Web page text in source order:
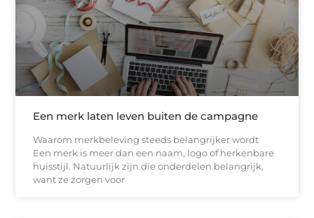
Een merk laten leven buiten de campagne
Waarom merkbeleving steeds belangrijker wordt
Een merk is meer dan een naam, logo of herkenbare
huisstijl. Natuurlijk zijn die onderdelen belangrijk,
want ze zorgen voor